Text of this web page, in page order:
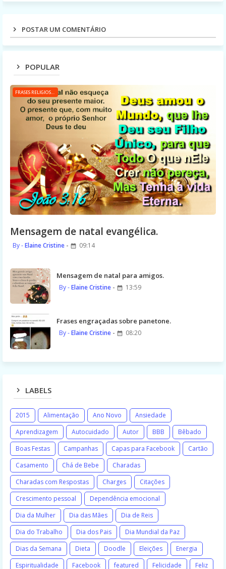
POSTAR UM COMENTÁRIO
POPULAR
FRASES RELIGIOSAS
Mensagem de natal evangélica.
Elaine Cristine 09:14
Mensagem de natal para amigos.
Elaine Cristine 13:59
Frases engraçadas sobre panetone.
Elaine Cristine 08:20
LABELS
2015 Alimentação Ano Novo
Ansiedade
Aprendizagem
Autocuidado Autor BBB
Bêbado
Boas Festas
Campanhas Capas para Facebook
Cartão
Casamento
Chá de Bebe
Charadas
Charadas com Respostas
Charges
Citações
Crescimento pessoal
Dependência emocional
Dia da Mulher
Dia das Mães
Dia de Reis
Dia do Trabalho
Dia dos Pais
Dia Mundial da Paz
Dias da Semana
Dieta Doodle Eleições
Energia
Espiritualidade
Facebook featured Felicidade Feliz